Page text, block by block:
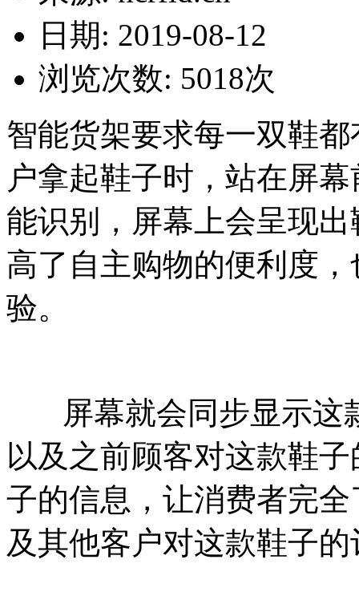
日期: 2019-08-12
浏览次数: 5018次
智能货架要求每一双鞋
户拿起鞋子时，站在屏
能识别，屏幕上会呈现
高了自主购物的便利度
验。
屏幕就会同步显示这
以及之前顾客对这款鞋
子的信息，让消费者完
及其他客户对这款鞋子